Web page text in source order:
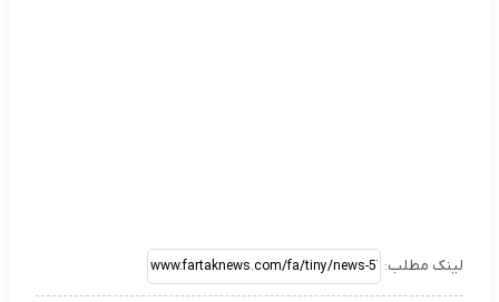
لینک مطلب: